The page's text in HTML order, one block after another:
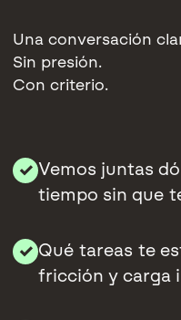
Una conversación
Sin presión.
Con criterio.
✓ Vemos juntas
tiempo sin que
✓ Qué tareas te
fricción y carga